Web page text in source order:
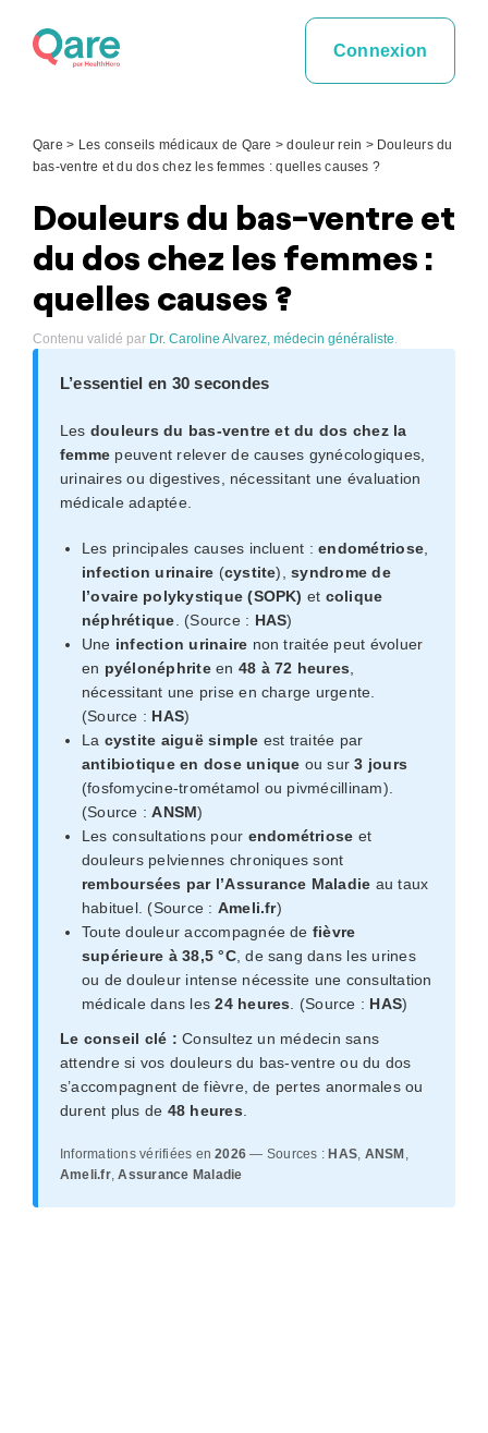
Connexion
Qare > Les conseils médicaux de Qare >douleur rein > Douleurs du
bas-ventre et du dos chez les femmes : quelles causes ?
Douleurs du bas-ventre et
du dos chez les femmes :
quelles causes ?
Contenu validé par Dr. Caroline Alvarez, médecin généraliste.
L’essentiel en 30 secondes
Les douleurs du bas-ventre et du dos chez la
femme peuvent relever de causes gynécologiques,
urinaires ou digestives, nécessitant une évaluation
médicale adaptée.
Les principales causes incluent :endométriose
infection urinaire (cystite),syndrome de
l’ovaire polykystique (SOPK) et colique
néphrétique . (Source : HAS)
Une infection urinaire non traitée peut évoluer
en pyélonéphriteen 48 à 72 heures
nécessitant une prise en charge urgente.
(Source : HAS)
La cystite aiguë simple est traitée par
antibiotique en dose unique ou sur3 jours
(fosfomycine-trométamol ou pivmécillinam).
(Source :ANSM)
Les consultations pour endométriose et
douleurs pelviennes chroniques sont
remboursées par l’Assurance Maladie au taux
habituel. (Source : Ameli.fr)
Toute douleur accompagnée de fièvre
supérieure à 38,5 °C, de sang dans les urines
ou de douleur intense nécessite une consultation
médicale dans les24 heures . (Source : HAS)
Le conseil clé : Consultez un médecin sans
attendre si vos douleurs du bas-ventre ou du dos
s’accompagnent de fièvre, de pertes anormales ou
durent plus de 48 heures
Informations vérifiées en2026 — Sources : HAS, ANSM ,
Ameli.fr,Assurance Maladie